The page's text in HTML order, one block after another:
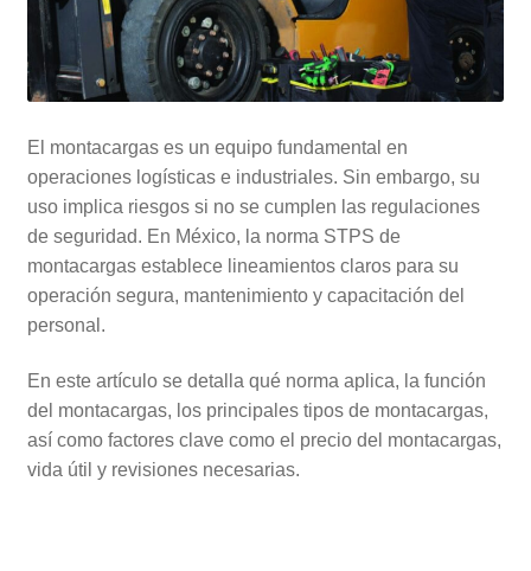
El montacargas es un equipo fundamental en
operaciones logísticas e industriales. Sin embargo, su
uso implica riesgos si no se cumplen las regulaciones
de seguridad. En México, la norma STPS de
montacargas establece lineamientos claros para su
operación segura, mantenimiento y capacitación del
personal.
En este artículo se detalla qué norma aplica, la función
del montacargas, los principales tipos de montacargas,
así como factores clave como el precio del montacargas,
vida útil y revisiones necesarias.